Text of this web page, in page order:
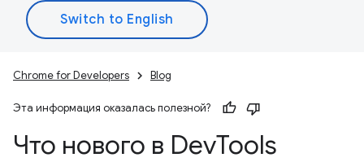
Chrome for Developers Blog
Эта информация оказалась полезной?
Что нового в DevTools